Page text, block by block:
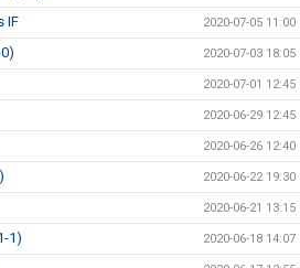
IF 2020-07-05 11:00
2020-07-03 18:05
2020-07-01 12:45
2020-06-29 12:45
2020-06-26 12:40
2020-06-22 19:30
2020-06-21 13:15
1) 2020-06-18 14:07